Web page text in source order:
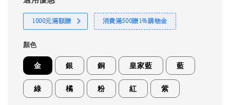
1000元滿額贈 消費滿500贈1%購物金
顏色
金 銀 銅 皇家藍 藍
綠 橘 粉 紅 紫